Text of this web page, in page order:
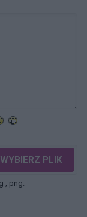
WYBIERZ PLIK
, png.